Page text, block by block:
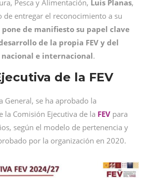
Pesca y Alimentación, Luis Planas,
de entregar el reconocimiento a su
pone de manifiesto su papel clave
de la propia FEV y del
e internacional.
de la FEV
General, se ha aprobado la
la Comisión Ejecutiva de la FEV para
según el modelo de pertenencia y
por la organización en 2020.